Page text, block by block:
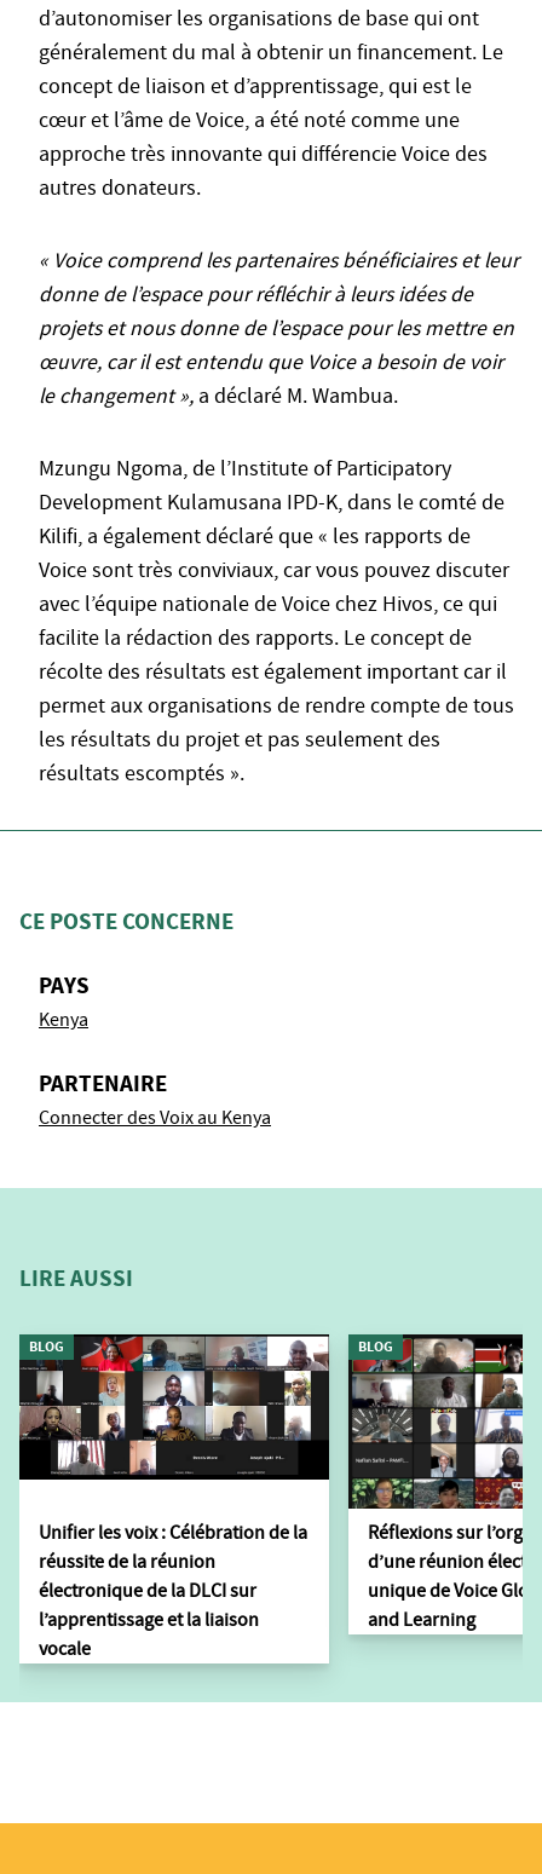
d’autonomiser les organisations de base qui ont
généralement du mal à obtenir un financement. Le
concept de liaison et d’apprentissage, qui est le
cœur et l’âme de Voice, a été noté comme une
approche très innovante qui différencie Voice des
autres donateurs.
« Voice comprend les partenaires bénéficiaires et leur
donne de l’espace pour réfléchir à leurs idées de
projets et nous donne de l’espace pour les mettre en
œuvre, car il est entendu que Voice a besoin de voir
le changement », a déclaré M. Wambua.
Mzungu Ngoma, de l’Institute of Participatory
Development Kulamusana IPD-K, dans le comté de
Kilifi, a également déclaré que « les rapports de
Voice sont très conviviaux, car vous pouvez discuter
avec l’équipe nationale de Voice chez Hivos, ce qui
facilite la rédaction des rapports. Le concept de
récolte des résultats est également important car il
permet aux organisations de rendre compte de tous
les résultats du projet et pas seulement des
résultats escomptés ».
CE POSTE CONCERNE
PAYS
Kenya
PARTENAIRE
Connecter des Voix au Kenya
LIRE AUSSI
BLOG
Unifier les voix : Célébration de la
réussite de la réunion
électronique de la DLCI sur
l’apprentissage et la liaison
vocale
BLOG
Réflexions sur
d’une réunion
unique de Voice
and Learning